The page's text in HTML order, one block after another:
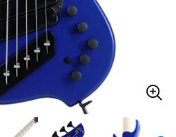
エフェクター
DTM